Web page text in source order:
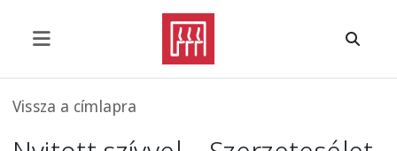
Morzsa
Vissza a címlapra